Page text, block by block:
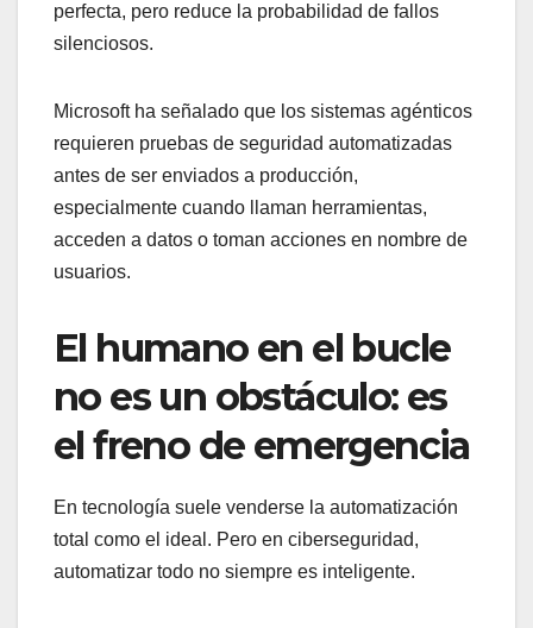
perfecta, pero reduce la probabilidad de fallos
silenciosos.
Microsoft ha señalado que los sistemas agénticos
requieren pruebas de seguridad automatizadas
antes de ser enviados a producción,
especialmente cuando llaman herramientas,
acceden a datos o toman acciones en nombre de
usuarios.
El humano en el bucle
no es un obstáculo: es
el freno de emergencia
En tecnología suele venderse la automatización
total como el ideal. Pero en ciberseguridad,
automatizar todo no siempre es inteligente.